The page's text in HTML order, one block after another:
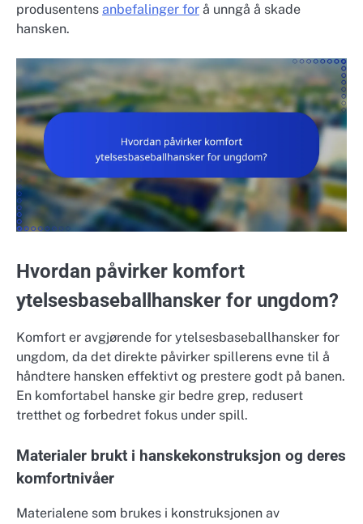
produsentens anbefalinger for å unngå å skade
hansken.
Hvordan påvirker komfort
ytelsesbaseballhansker for ungdom?
Komfort er avgjørende for ytelsesbaseballhansker for
ungdom, da det direkte påvirker spillerens evne til å
håndtere hansken effektivt og prestere godt på banen.
En komfortabel hanske gir bedre grep, redusert
tretthet og forbedret fokus under spill.
Materialer brukt i hanskekonstruksjon og deres
komfortnivåer
Materialene som brukes i konstruksjonen av